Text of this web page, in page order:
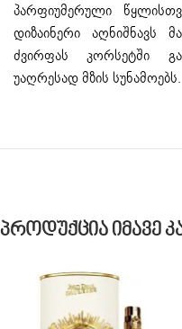
პარფიუმერული
დიზაინერი აღნიშნავს
ძვირფას კორსეტში
უაღრესად მზის სუნამოებს.
Პროდუქცია Იმავე